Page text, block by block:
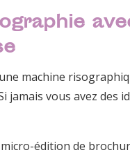
machine
jamais vous avez des
édition de